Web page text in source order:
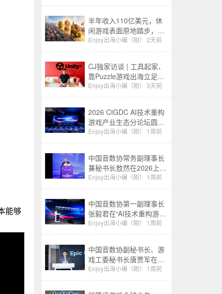
能够
半年收入110亿美元，休
闲游戏表面原地踏步，其
实已经换了一批赢家
Enjoy出海小编（刚） 2天前
CJ独家访谈 | 工具起家、
靠Puzzle游戏出海立足：
千万级下载产品背后的生
意经
Enjoy出海小编（刚） 3天前
2026 CIGDC AI技术重构
游戏产业生态分论坛圆满
举办
Enjoy出海小编（刚） 1周前
中国音数协常务副理事长
兼秘书长敖然在2026上海
游戏产业精英大会上的致
辞
Enjoy出海小编（刚） 1周前
中国音数协第一副理事长
张毅君在“AI技术重构游戏
产业生态”分论坛上的致辞
Enjoy出海小编（刚） 1周前
中国音数协副秘书长、游
戏工委秘书长唐贾军在
2026 CIGDC Epic Games
游戏开发者生态专场上的
Enjoy出海小编（刚） 1周前